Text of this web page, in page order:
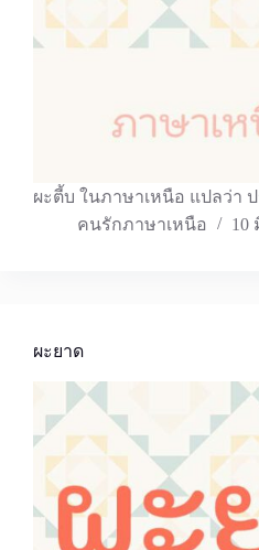
ผะตี้บ ในภาษาเหนือ แปลว่า
คนรักภาษาเหนือ
10
ผะยาด